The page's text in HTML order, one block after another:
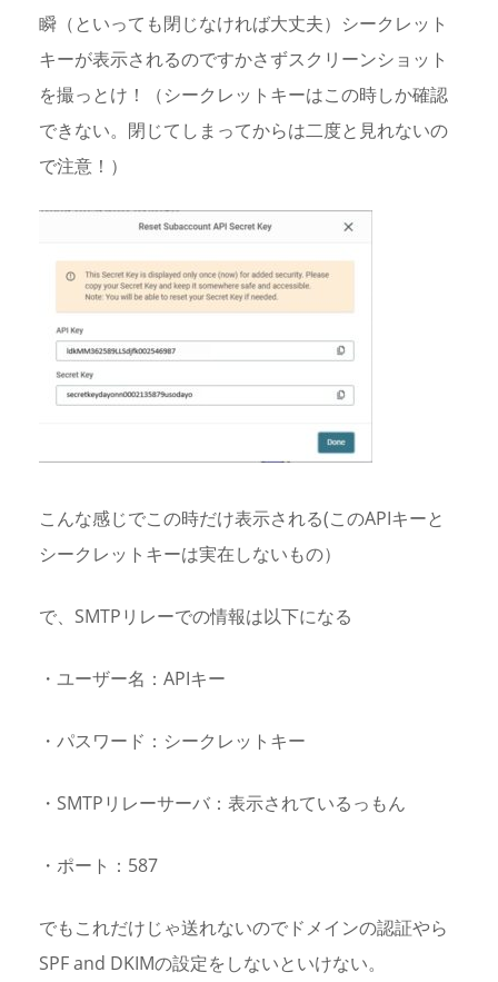
瞬（といっても閉じなければ大丈夫）シークレット
キーが表示されるのですかさずスクリーンショット
を撮っとけ！（シークレットキーはこの時しか確認
できない。閉じてしまってからは二度と見れないの
で注意！）
こんな感じでこの時だけ表示される(このAPIキーと
シークレットキーは実在しないもの）
で、SMTPリレーでの情報は以下になる
・ユーザー名：APIキー
・パスワード：シークレットキー
・SMTPリレーサーバ：表示されているっもん
・ポート：587
でもこれだけじゃ送れないのでドメインの認証やら
SPF and DKIMの設定をしないといけない。